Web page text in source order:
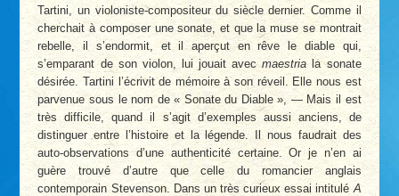
Tartini, un violoniste-compositeur du siècle dernier. Comme il
cherchait à composer une sonate, et que la muse se montrait
rebelle, il s’endormit, et il aperçut en rêve le diable qui,
s’emparant de son violon, lui jouait avecmaestriala sonate
désirée. Tartini l’écrivit de mémoire à son réveil. Elle nous est
parvenue sous le nom de « Sonate du Diable », — Mais il est
très difficile, quand il s’agit d’exemples aussi anciens, de
distinguer entre l’histoire et la légende. Il nous faudrait des
auto-observations d’une authenticité certaine. Or je n’en ai
guère trouvé d’autre que celle du romancier anglais
contemporain Stevenson. Dans un très curieux essai intitulé A